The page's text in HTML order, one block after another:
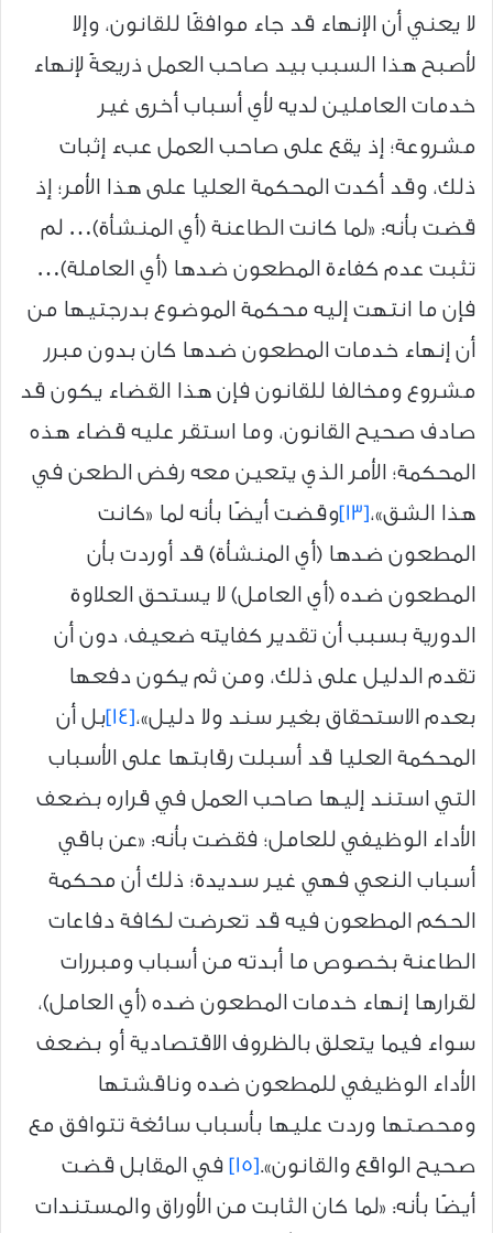
لا يعني أن الإنهاء قد جاء موافقًا للقانون، وإلا
لأصبح هذا السبب بيد صاحب العمل ذريعةً لإنهاء
خدمات العاملين لديه لأي أسباب أخرى غير
مشروعة؛ إذ يقع على صاحب العمل عبء إثبات
ذلك، وقد أكدت المحكمة العليا على هذا الأمر؛ إذ
قضت بأنه: «لما كانت الطاعنة (أي المنشأة)… لم
تثبت عدم كفاءة المطعون ضدها (أي العاملة)…
فإن ما انتهت إليه محكمة الموضوع بدرجتيها من
أن إنهاء خدمات المطعون ضدها كان بدون مبرر
مشروع ومخالفا للقانون فإن هذا القضاء يكون قد
صادف صحيح القانون، وما استقر عليه قضاء هذه
المحكمة؛ الأمر الذي يتعين معه رفض الطعن في
هذا الشق»،[13]
وقضت أيضًا بأنه لما «كانت
المطعون ضدها (أي المنشأة) قد أوردت بأن
المطعون ضده (أي العامل) لا يستحق العلاوة
الدورية بسبب أن تقدير كفايته ضعيف، دون أن
تقدم الدليل على ذلك، ومن ثم يكون دفعها
بعدم الاستحقاق بغير سند ولا دليل»،[14]
بل أن
المحكمة العليا قد أسبلت رقابتها على الأسباب
التي استند إليها صاحب العمل في قراره بضعف
الأداء الوظيفي للعامل؛ فقضت بأنه: «عن باقي
أسباب النعي فهي غير سديدة؛ ذلك أن محكمة
الحكم المطعون فيه قد تعرضت لكافة دفاعات
الطاعنة بخصوص ما أبدته من أسباب ومبررات
لقرارها إنهاء خدمات المطعون ضده (أي العامل)،
سواء فيما يتعلق بالظروف الاقتصادية أو بضعف
الأداء الوظيفي للمطعون ضده وناقشتها
ومحصتها وردت عليها بأسباب سائغة تتوافق مع
صحيح الواقع والقانون».[15]
في المقابل قضت
أيضًا بأنه: «لما كان الثابت من الأوراق والمستندات